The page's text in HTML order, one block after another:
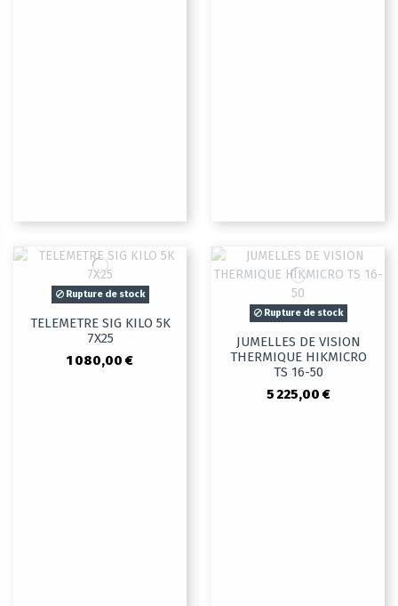
Rupture de stock
TELEMETRE SIG KILO 5K
7X25
1 080,00 €
Rupture de stock
JUMELLES DE VISION
THERMIQUE HIKMICRO
TS 16-50
5 225,00 €